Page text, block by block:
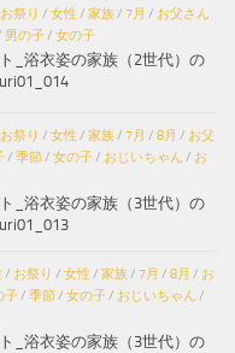
お祭り / 女性 / 家族/ 7月 / お父さん
男の子/ 女の子
_浴衣姿の家族（2世代）の
お祭り / 女性 / 家族/ 7月 / 8月 / お父
/ 季節/ 女の子/ おじいちゃん / お
_浴衣姿の家族（3世代）の
/ お祭り / 女性 / 家族/ 7月 / 8月 / お
子/ 季節/ 女の子/ おじいちゃん /
_浴衣姿の家族（3世代）の